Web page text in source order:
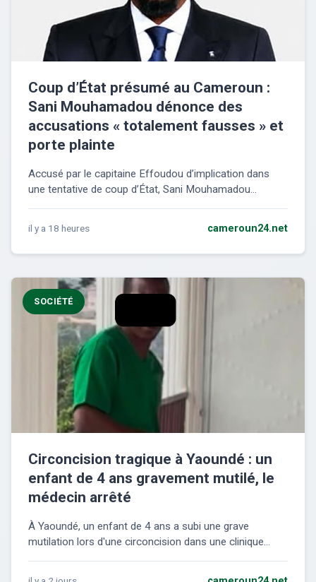
Coup d’État présumé au Cameroun :
Sani Mouhamadou dénonce des
accusations « totalement fausses » et
porte plainte
Accusé par le capitaine Effoudou d’implication dans
une tentative de coup d’État, Sani Mouhamadou...
il y a 18 heures cameroun24.net
SOCIÉTÉ
Circoncision tragique à Yaoundé : un
enfant de 4 ans gravement mutilé, le
médecin arrêté
À Yaoundé, un enfant de 4 ans a subi une grave
mutilation lors d'une circoncision dans une clinique...